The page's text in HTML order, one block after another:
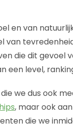
en van
van
die dit gevoel
een level,
we dus ook
, maar ook aan
die we